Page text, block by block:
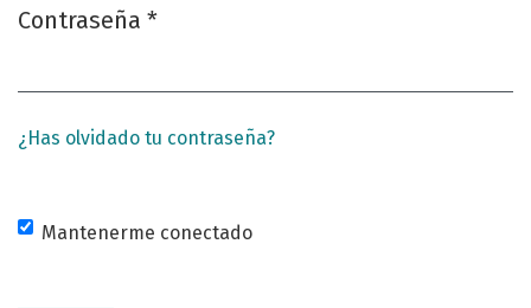
Contraseña *
¿Has olvidado tu contraseña?
Mantenerme conectado